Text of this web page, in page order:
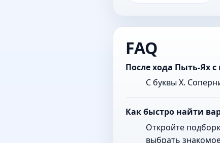
FAQ
После хода Пыть-Ях
С буквы Х.
Как быстро найти
Откройте
выбрать